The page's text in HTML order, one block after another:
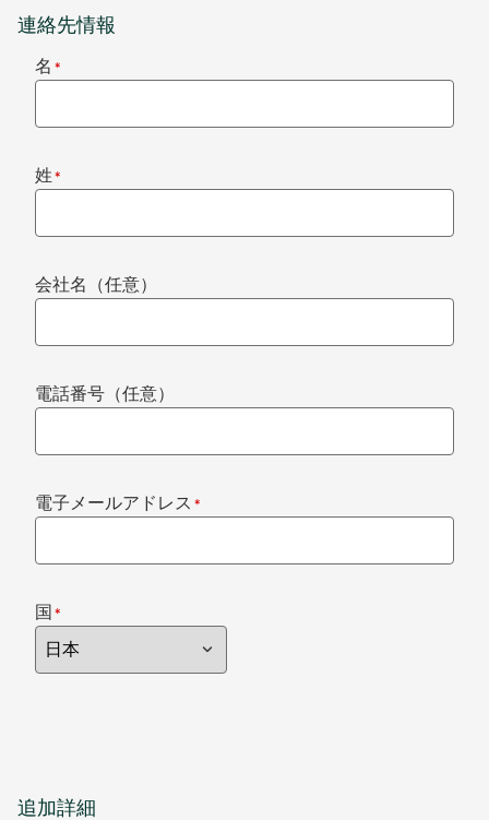
連絡先情報
名 *
姓 *
会社名（任意）
電話番号（任意）
電子メールアドレス *
国 *
追加詳細